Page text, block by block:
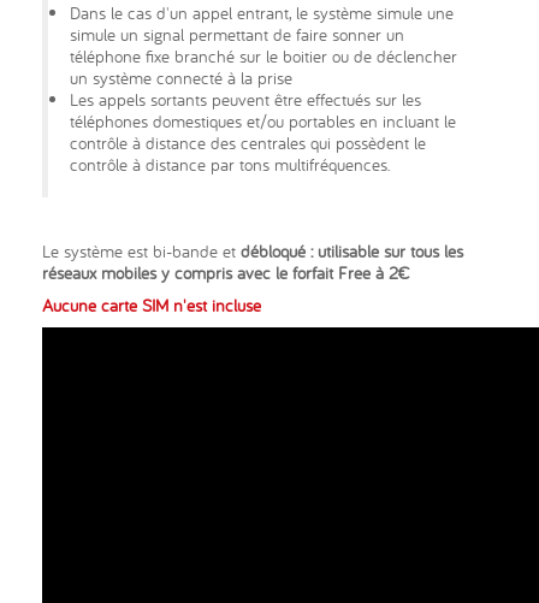
Dans le cas d'un appel entrant, le système simule une
simule un signal permettant de faire sonner un
téléphone fixe branché sur le boitier ou de déclencher
un système connecté à la prise
Les appels sortants peuvent être effectués sur les
téléphones domestiques et/ou portables en incluant le
contrôle à distance des centrales qui possèdent le
contrôle à distance par tons multifréquences.
Le système est bi-bande et débloqué : utilisable sur tous les
réseaux mobiles y compris avec le forfait Free à 2€
Aucune carte SIM n'est incluse